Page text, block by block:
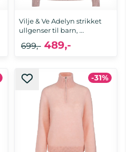
Vilje & Ve Adelyn strikket
ullgenser til barn, ...
489,-
699,-
-31%